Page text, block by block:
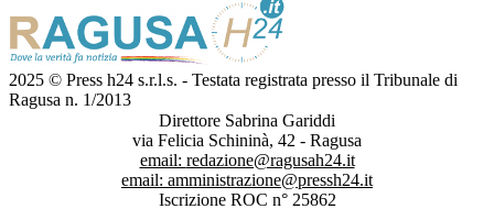
2025 © Press h24 s.r.l.s. - Testata registrata presso il Tribunale di
Ragusa n. 1/2013
Direttore Sabrina Gariddi
via Felicia Schininà, 42 - Ragusa
email: redazione@ragusah24.it
email: amministrazione@pressh24.it
Iscrizione ROC n° 25862